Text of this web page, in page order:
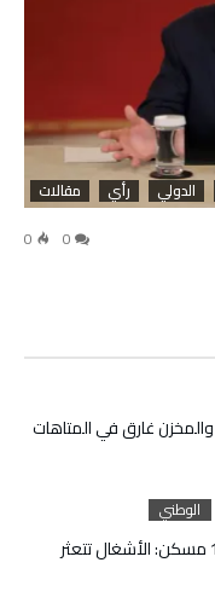
الدولي رأي
مقالات
0
والمخزن غارق في المتاهات
الوطني
عدل 2 – مشروع 10507 مسكن: الأشغال تتعثر